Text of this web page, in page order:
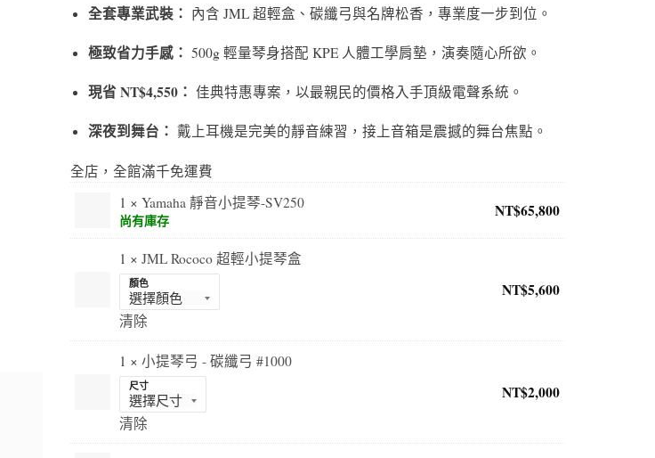
全套專業武裝： 內含 JML 超輕盒、碳纖弓與名牌松香，專業度一步到位。
極致省力手感： 500g 輕量琴身搭配 KPE 人體工學肩墊，演奏隨心所欲。
現省 NT$4,550： 佳典特惠專案，以最親民的價格入手頂級電聲系統。
深夜到舞台： 戴上耳機是完美的靜音練習，接上音箱是震撼的舞台焦點。
全店，全館滿千免運費
1 × Yamaha 靜音小提琴-SV250
尚有庫存
NT$65,800
1 × JML Rococo 超輕小提琴盒
顏色
清除
NT$5,600
1 × 小提琴弓 - 碳纖弓 #1000
尺寸
清除
NT$2,000